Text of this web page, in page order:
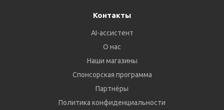
Контакты
AI-ассистент
О нас
Наши магазины
Спонсорская программа
Партнёры
Политика конфиденциальности